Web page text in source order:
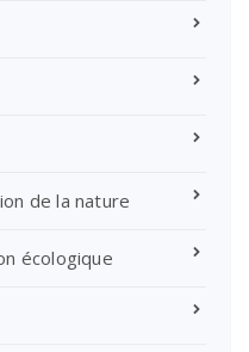
de la nature
écologique